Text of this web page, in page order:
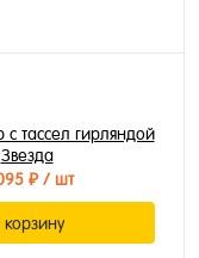
тассел гирляндой
Звезда
₽/ шт
корзину